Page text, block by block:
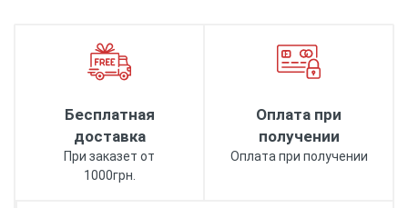
Бесплатная
доставка
При заказет от
1000грн.
Оплата при
получении
Оплата при получении